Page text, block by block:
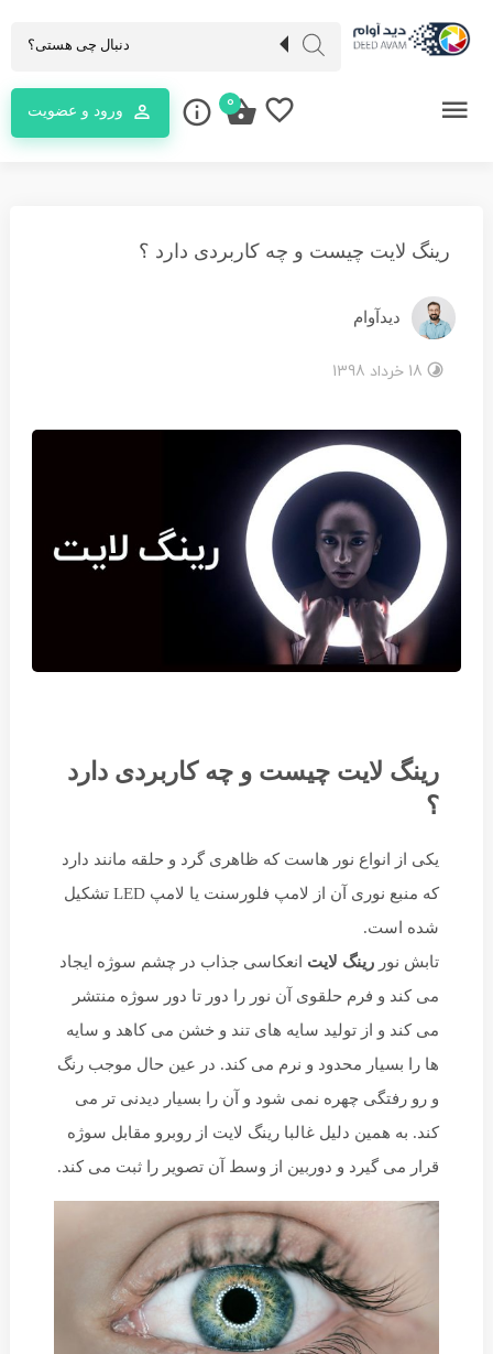
ورود و عضویت 0
رینگ لایت چیست و چه کاربردی دارد ؟
دیدآوام
18 خرداد 1398
رینگ لایت چیست و چه کاربردی دارد
؟
یکی از انواع نور هاست که ظاهری گرد و حلقه مانند دارد
که منبع نوری آن از لامپ فلورسنت یا لامپ LED تشکیل
شده است.
تابش نور رینگ لایت انعکاسی جذاب در چشم سوژه ایجاد
می کند و فرم حلقوی آن نور را دور تا دور سوژه منتشر
می کند و از تولید سایه های تند و خشن می کاهد و سایه
ها را بسیار محدود و نرم می کند. در عین حال موجب رنگ
و رو رفتگی چهره نمی شود و آن را بسیار دیدنی تر می
کند. به همین دلیل غالبا رینگ لایت از روبرو مقابل سوژه
قرار می گیرد و دوربین از وسط آن تصویر را ثبت می کند.